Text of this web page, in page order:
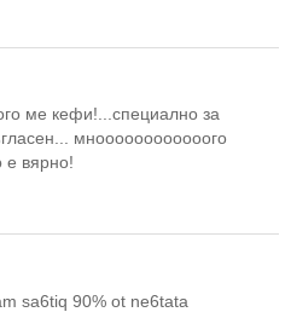
ме кефи!...специално за
мноооооооооооого
е вярно!
sa6tiq 90% ot ne6tata